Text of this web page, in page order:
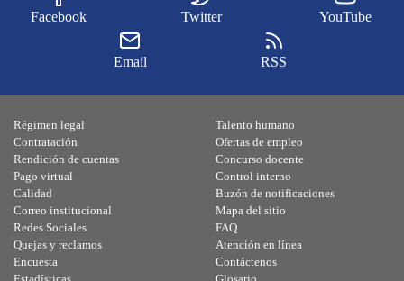
Facebook Twitter YouTube
Email RSS
Régimen legal
Contratación
Rendición de cuentas
Pago virtual
Calidad
Talento humano
Ofertas de empleo
Concurso docente
Control interno
Buzón de notificaciones
Correo institucional
Redes Sociales
Quejas y reclamos
Encuesta
Mapa del sitio
FAQ
Atención en línea
Contáctenos